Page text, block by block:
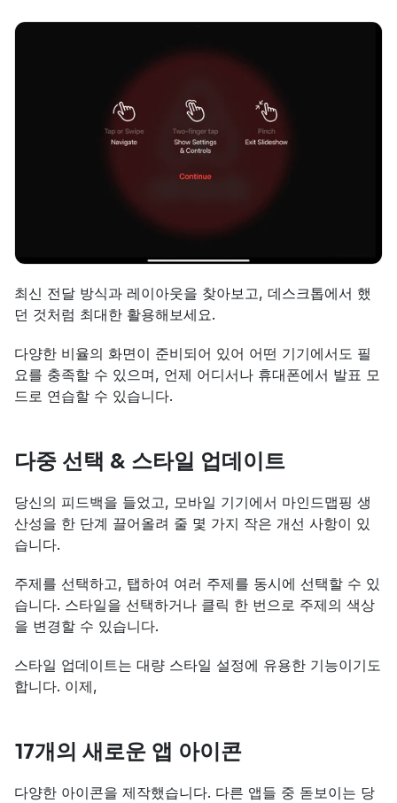
최신 전달 방식과 레이아웃을 찾아보고, 데스크톱에서 했
던 것처럼 최대한 활용해보세요.
다양한 비율의 화면이 준비되어 있어 어떤 기기에서도 필
요를 충족할 수 있으며, 언제 어디서나 휴대폰에서 발표 모
드로 연습할 수 있습니다.
다중 선택 & 스타일 업데이트
당신의 피드백을 들었고, 모바일 기기에서 마인드맵핑 생
산성을 한 단계 끌어올려 줄 몇 가지 작은 개선 사항이 있
습니다.
주제를 선택하고, 탭하여 여러 주제를 동시에 선택할 수 있
습니다. 스타일을 선택하거나 클릭 한 번으로 주제의 색상
을 변경할 수 있습니다.
스타일 업데이트는 대량 스타일 설정에 유용한 기능이기도
합니다. 이제,
17개의 새로운 앱 아이콘
다양한 아이콘을 제작했습니다. 다른 앱들 중 돋보이는 당